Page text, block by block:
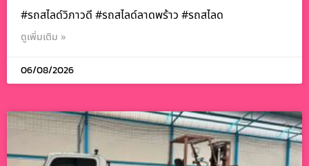
#รถสไลด์วิภาวดี #รถสไลด์ลาดพร้าว #รถสไลด
ดูเพิ่มเติม »
06/08/2026